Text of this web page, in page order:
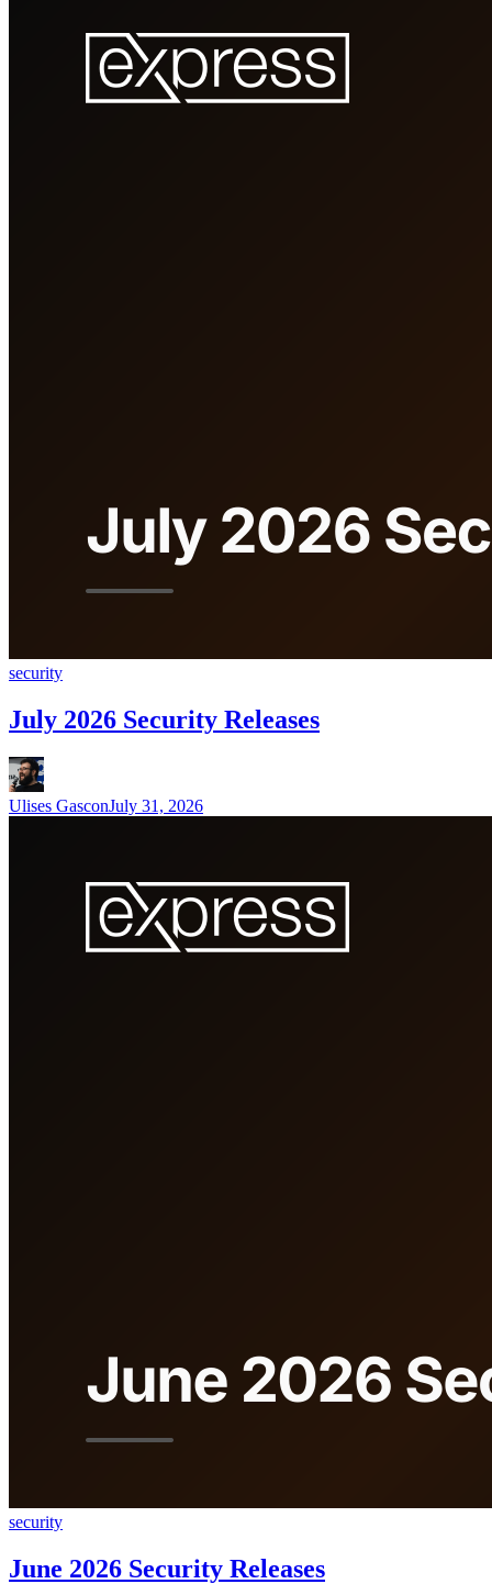
security
July 2026 Security Releases
Ulises GasconJuly 31, 2026
security
June 2026 Security Releases